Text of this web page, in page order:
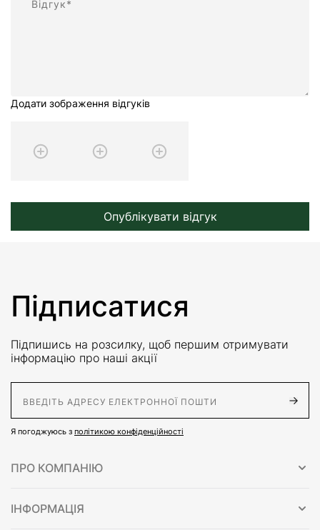
Додати зображення відгуків
Опублікувати відгук
Підписатися
Підпишись на розсилку, щоб першим отримувати
інформацію про наші акції
Я погоджуюсь з політикою конфіденційності
ПРО КОМПАНІЮ
ІНФОРМАЦІЯ